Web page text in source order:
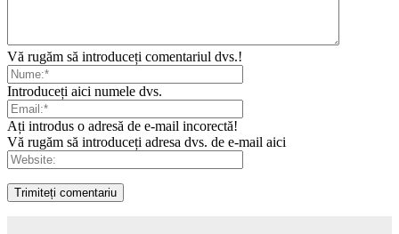
Vă rugăm să introduceți comentariul dvs.!
Introduceți aici numele dvs.
Ați introdus o adresă de e-mail incorectă!
Vă rugăm să introduceți adresa dvs. de e-mail aici